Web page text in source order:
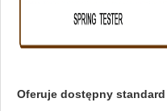
Oferuje dostępny